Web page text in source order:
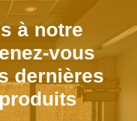
à notre
vous
dernières